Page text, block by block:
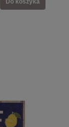
Do koszyka